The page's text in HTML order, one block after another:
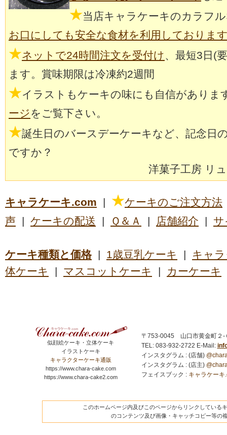
★当店キャラケーキのカラフ
お口にしても安全な食材を利用しておりま
★ネットで24時間注文を受付け、最短3日(
ます。賞味期限は冷凍約2週間
★イラストもケーキの味にも自信がありま
ージをご覧下さい。
★誕生日のバースデーケーキなど、記念日
ですか？
洋菓子工房 リ
キャラケーキ.com | ★ケーキのご注文方法
声 | ケーキの配送 | Ｑ＆Ａ | 店舗紹介 | サ
ケーキ種類と価格| 1歳豆乳ケーキ | キャ
体ケーキ
| マスコットケーキ | カーケーキ
似顔絵ケーキ・立体ケーキ
イラストケーキ
キャラクターケーキ通販
https://www.chara-cake.com
https://www.chara-cake2.com
〒753-0045 山口市黄金町
TEL: 083-932-2722 E-Mail:
インスタグラム : (店舗)
インスタグラム : (店主)
フェイスブック : キャラケー
このホームページ内及びこのページからリンクしている
のコンテンツ及び画像・キャッチコピー等の